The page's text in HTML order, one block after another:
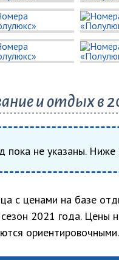
и отдых в
пока не указаны.
с ценами на базе
2021 года. Цены
ориентировочными.